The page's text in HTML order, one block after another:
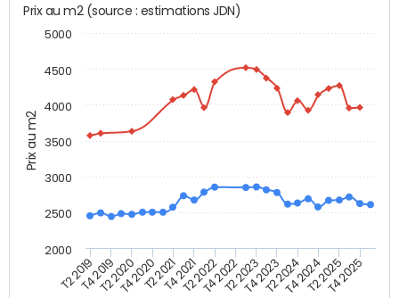
Prix au m2
Prix au m2 (source : estimations JDN)
T2 2019T4 2019T2 2020T4 2020T2 2021T4 2021T2 2022T4 2022T2 2023T4 2023T2 2024T4 2024T2 2025T4 2025
2000
2500
3000
3500
4000
4500
5000